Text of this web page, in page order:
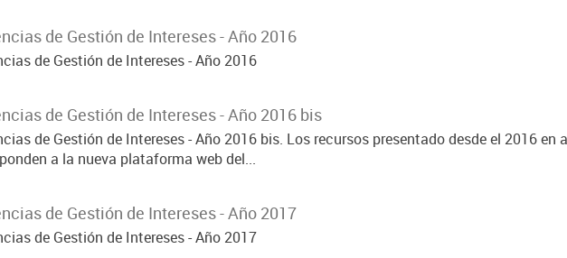
de Gestión de Intereses - Año 2016
de Gestión de Intereses - Año 2016
de Gestión de Intereses - Año 2016 bis
de Gestión de Intereses - Año 2016 bis. Los recursos presentado desde el 2016 en
a la nueva plataforma web del...
de Gestión de Intereses - Año 2017
de Gestión de Intereses - Año 2017